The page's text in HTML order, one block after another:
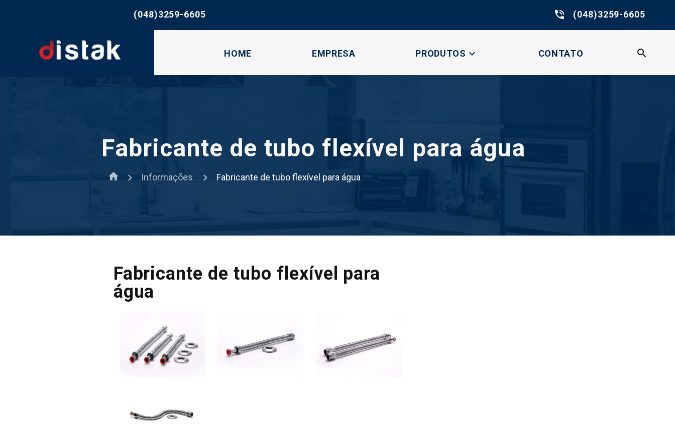
(048)3259-6605 phone_in_talk (048)3259-6605
HOME EMPRESA PRODUTOS expand_more CONTATO
Fabricante de tubo flexível para água
home Informações Fabricante de tubo flexível para água
Fabricante de tubo flexível para
água